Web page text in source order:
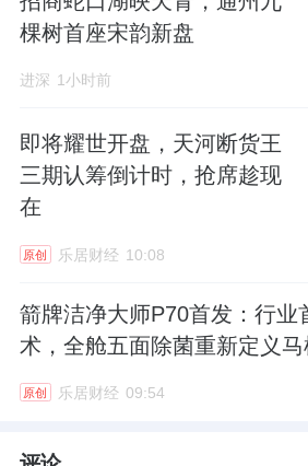
棵树首座宋韵新盘
进深 1小时前
即将耀世开盘，天河断货王
三期认筹倒计时，抢席趁现
在
原创 乐居财经 10:08
箭牌洁净大师P70首发：行业
术，全舱五面除菌重新定义
原创 乐居财经 09:54